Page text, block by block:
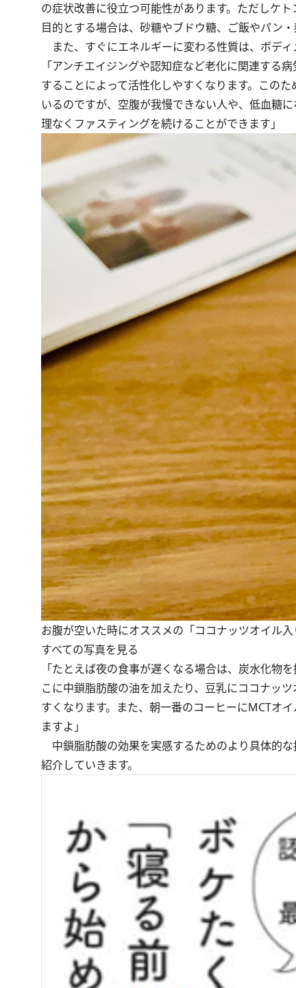
の症状改善に役立つ可能性があります。ただしケ
目的とする場合は、砂糖やブドウ糖、ご飯やパン
また、すぐにエネルギーに変わる性質は、ボデ
「アンチエイジングや認知症など老化に関連する
することによって活性化しやすくなります。この
いるのですが、空腹が我慢できない人や、低血糖
理なくファスティングを続けることができます」
お腹が空いた時にオススメの「ココナッツオイル入
すべての写真を見る
「たとえば夜の食事が遅くなる場合は、炭水化物
こに中鎖脂肪酸の油を加えたり、豆乳にココナッ
すくなります。また、朝一番のコーヒーにMCTオ
ますよ」
中鎖脂肪酸の効果を実感するためのより具体的
紹介していきます。